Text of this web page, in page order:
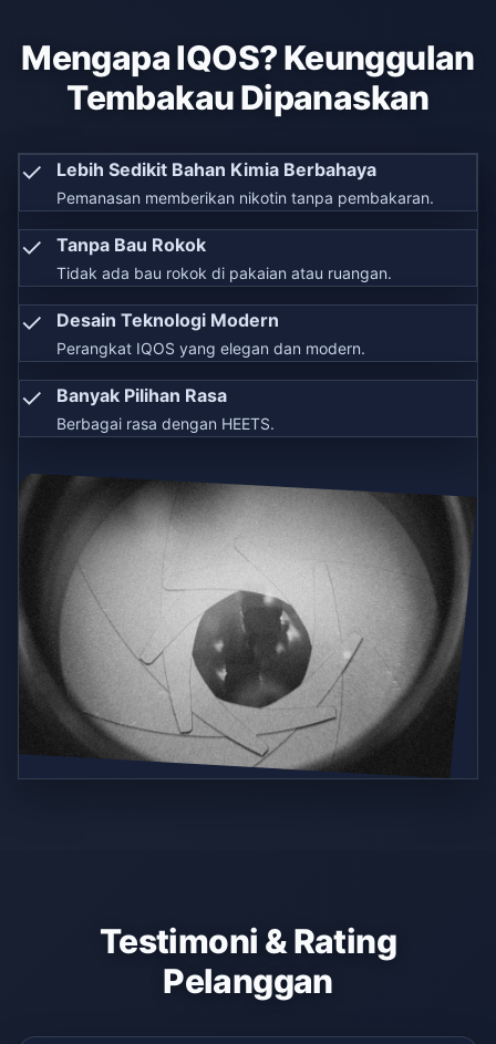
Mengapa IQOS? Keunggulan
Tembakau Dipanaskan
✓ Lebih Sedikit Bahan Kimia Berbahaya
Pemanasan memberikan nikotin tanpa pembakaran.
✓ Tanpa Bau Rokok
Tidak ada bau rokok di pakaian atau ruangan.
✓ Desain Teknologi Modern
Perangkat IQOS yang elegan dan modern.
✓ Banyak Pilihan Rasa
Berbagai rasa dengan HEETS.
Testimoni & Rating
Pelanggan